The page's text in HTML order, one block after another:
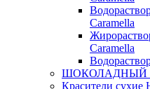
Caramella
Caramella
ШОКОЛАДНЫЙ
Красители